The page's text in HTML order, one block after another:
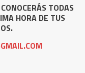
TODAS
HORA DE TUS